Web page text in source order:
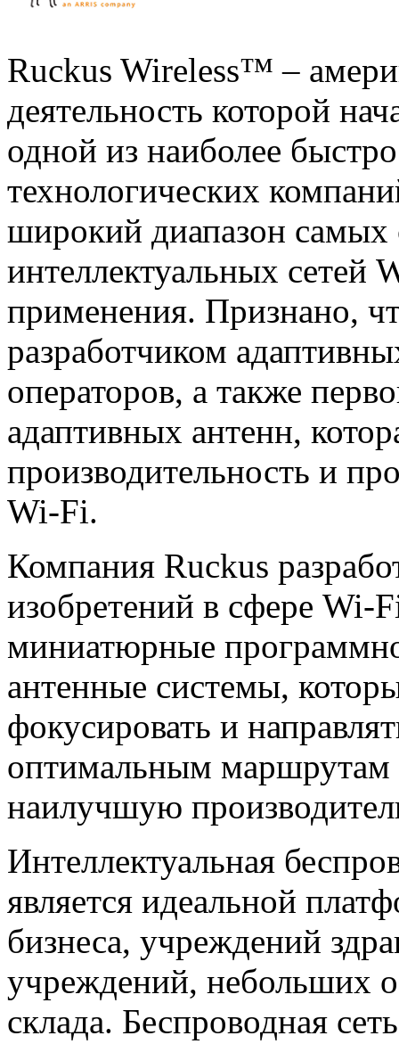
Ruckus Wireless™ –
деятельность которой
одной из наиболее
технологических
широкий диапазон самых
интеллектуальных сетей
применения. Признано,
разработчиком
операторов, а также
адаптивных антенн,
производительность и
Wi-Fi.
Компания Ruckus
изобретений в сфере Wi-
миниатюрные
антенные системы,
фокусировать и
оптимальным маршрутам
наилучшую
Интеллектуальная
является идеальной
бизнеса, учреждений
учреждений, небольших
склада. Беспроводная